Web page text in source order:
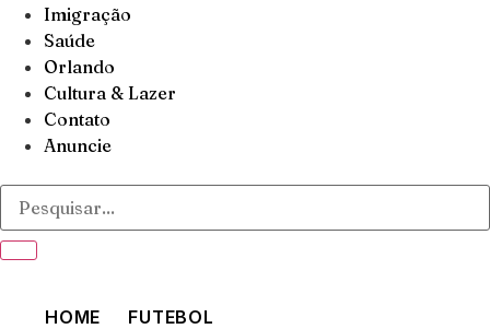
Imigração
Saúde
Orlando
Cultura & Lazer
Contato
Anuncie
HOME FUTEBOL